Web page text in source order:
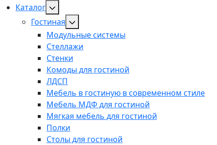
Каталог
Гостиная
Модульные системы
Стеллажи
Стенки
Комоды для гостиной
ЛДСП
Мебель в гостиную в современном стиле
Мебель МДФ для гостиной
Мягкая мебель для гостиной
Полки
Столы для гостиной